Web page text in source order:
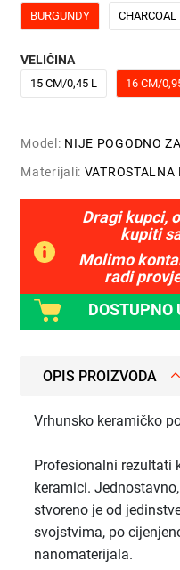
BURGUNDY CHARCOAL
VELIČINA
15 CM/0,45 L 16 CM/
Model: NIJE POGODNO
Materijali: VATROSTALNA
Dragi kupci,
kupiti
Molimo
radi
DOSTUPNO
OPIS PROIZVODA
Vrhunsko keramičko
Profesionalni rezultati
keramici.
stvoreno je od
svojstvima, po
nanomaterijala.